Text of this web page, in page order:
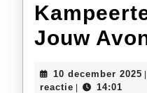
Jouw
10 december 2025
reactie
14:01